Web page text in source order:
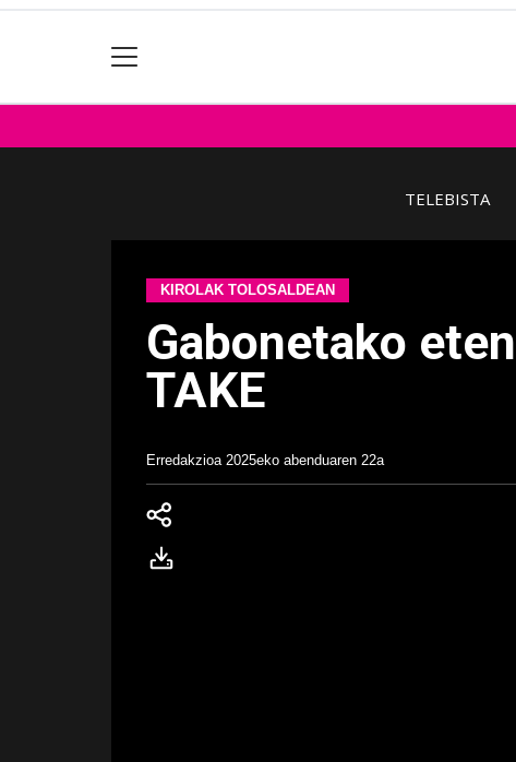
TELEBISTA
KIROLAK TOLOSALDEAN
Gabonetako
TAKE
Erredakzioa 2025eko abenduaren 22a